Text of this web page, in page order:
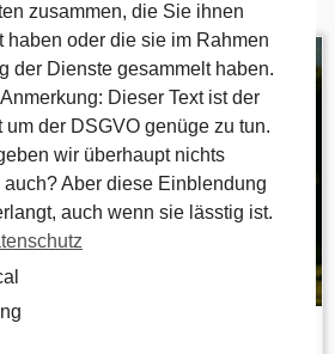
zusammen, die Sie ihnen
haben oder die sie im Rahmen
der Dienste gesammelt haben.
Dieser Text ist der
um der DSGVO genüge zu tun.
wir überhaupt nichts
auch? Aber diese Einblendung
auch wenn sie lässtig ist.